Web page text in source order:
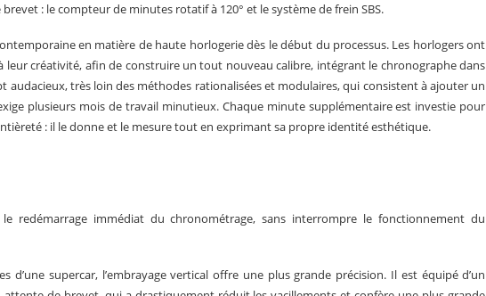
: le compteur de minutes rotatif à 120° et le système de frein SBS.
en matière de haute horlogerie dès le début du processus. Les horlogers ont
leur créativité, afin de construire un tout nouveau calibre, intégrant le chronographe dans
audacieux, très loin des méthodes rationalisées et modulaires, qui consistent à ajouter un
plusieurs mois de travail minutieux. Chaque minute supplémentaire est investie pour
: il le donne et le mesure tout en exprimant sa propre identité esthétique.
redémarrage immédiat du chronométrage, sans interrompre le fonctionnement du
d’une supercar, l’embrayage vertical offre une plus grande précision. Il est équipé d’un